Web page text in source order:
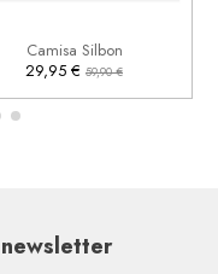
Camisa Silbon
29,95 € 59,90 €
Añadir al carrito